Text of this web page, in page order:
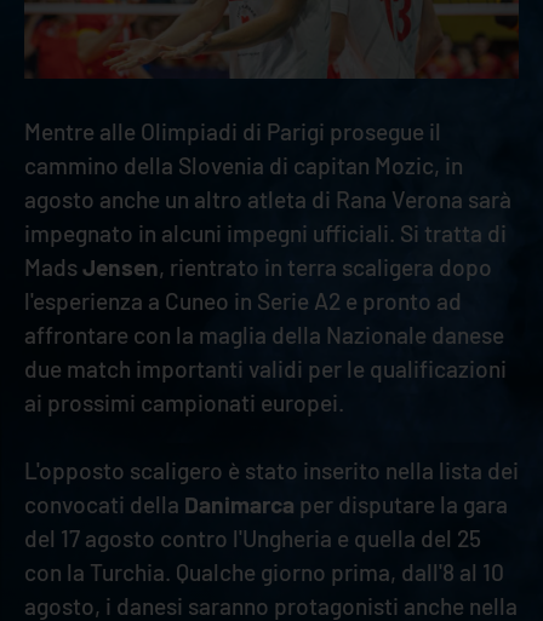
Mentre alle Olimpiadi di Parigi prosegue il
cammino della Slovenia di capitan Mozic, in
agosto anche un altro atleta di Rana Verona sarà
impegnato in alcuni impegni ufficiali. Si tratta di
MadsJensen, rientrato in terra scaligera dopo
l'esperienza a Cuneo in Serie A2 e pronto ad
affrontare con la maglia della Nazionale danese
due match importanti validi per le qualificazioni
ai prossimi campionati europei.
L'opposto scaligero è stato inserito nella lista dei
convocati della Danimarca per disputare la gara
del 17 agosto contro l'Ungheria e quella del 25
con la Turchia. Qualche giorno prima, dall'8 al 10
agosto, i danesi saranno protagonisti anche nella